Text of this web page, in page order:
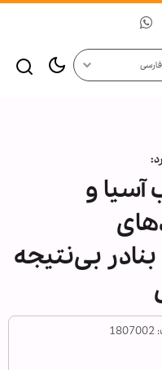
فارسی
آسیا و
بی‌نتیجه